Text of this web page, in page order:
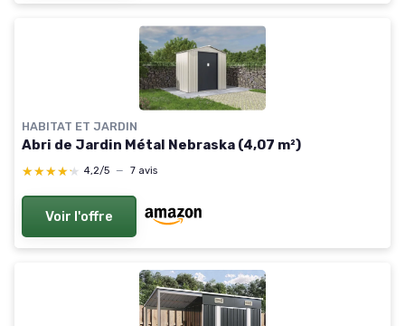
HABITAT ET JARDIN
Abri de Jardin Métal Nebraska (4,07 m²)
★★★★★
★★★★★ 4,2/5 — 7 avis
Voir l'offre